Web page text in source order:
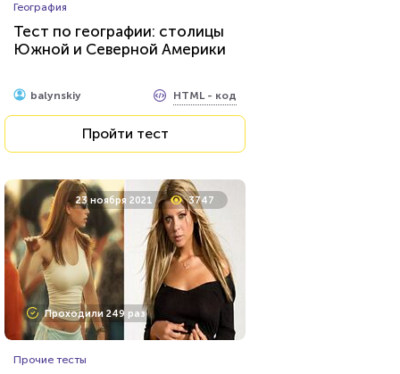
География
Тест по географии: столицы
Южной и Северной Америки
balynskiy HTML - код
Пройти тест
23 ноября 2021 3747
Проходили 249 раз
Прочие тесты